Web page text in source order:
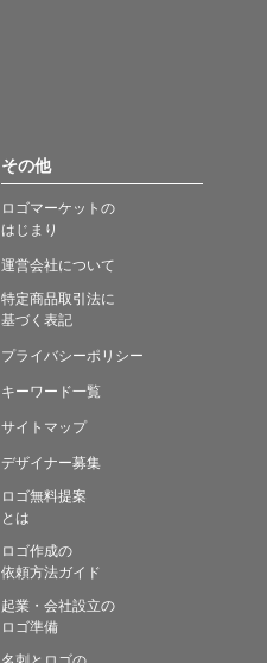
その他
ロゴマーケットの
はじまり
運営会社について
特定商品取引法に
基づく表記
プライバシーポリシー
キーワード一覧
サイトマップ
デザイナー募集
ロゴ無料提案
とは
ロゴ作成の
依頼方法ガイド
起業・会社設立の
ロゴ準備
名刺とロゴの